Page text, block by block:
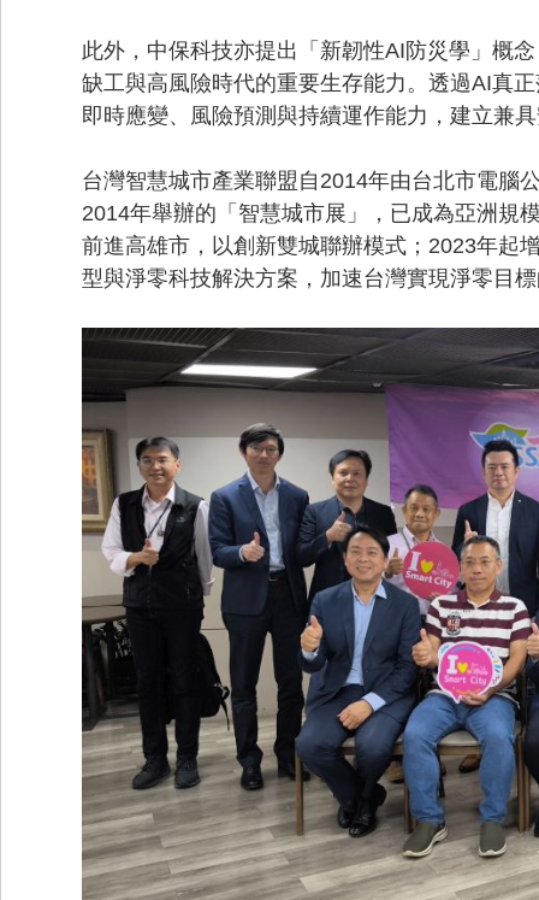
此外，中保科技亦提出「新韌性AI防災學」概
缺工與高風險時代的重要生存能力。透過AI真
即時應變、風險預測與持續運作能力，建立兼
台灣智慧城市產業聯盟自2014年由台北市電腦
2014年舉辦的「智慧城市展」，已成為亞洲規
前進高雄市，以創新雙城聯辦模式；2023年起
型與淨零科技解決方案，加速台灣實現淨零目